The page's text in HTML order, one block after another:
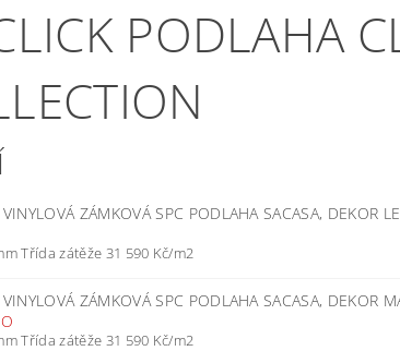
PODLAHA
ZÁMKOVÁ SPC PODLAHA SACASA, DEKOR
Třída zátěže 31 590 Kč/m2
ZÁMKOVÁ SPC PODLAHA SACASA, DEKOR
Třída zátěže 31 590 Kč/m2